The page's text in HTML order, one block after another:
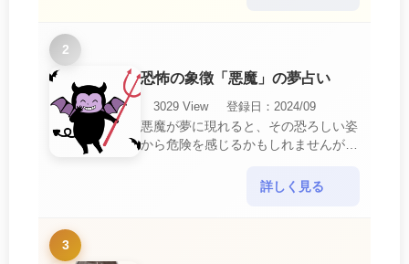
2
恐怖の象徴「悪魔」の夢占い
3029 View
登録日：2024/09
悪魔が夢に現れると、その恐ろしい姿
から危険を感じるかもしれませんが、
詳しく見る
3